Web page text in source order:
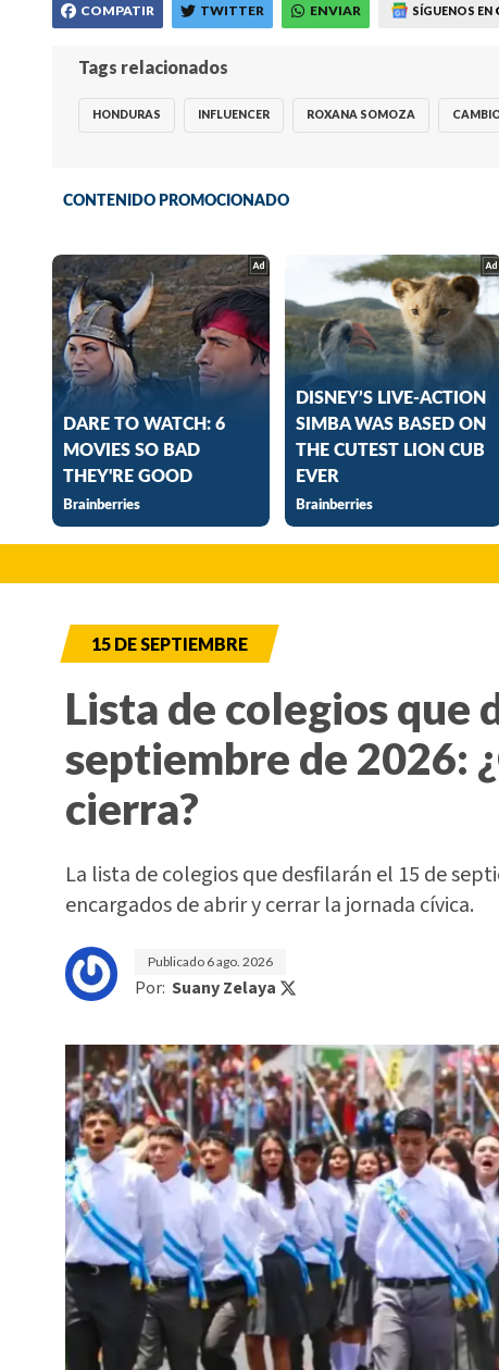
COMPATIR TWITTER ENVIAR SÍGUENOS EN
Tags relacionados
HONDURAS INFLUENCER ROXANA SOMOZA
15 DE SEPTIEMBRE
Lista de colegios que
septiembre de 2026:
cierra?
La lista de colegios que desfilarán el 15 de
encargados de abrir y cerrar la jornada cívica.
Publicado 6 ago. 2026
Por: Suany Zelaya